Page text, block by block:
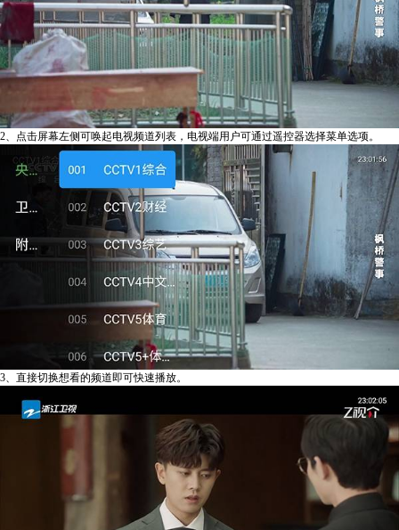
2、点击屏幕左侧可唤起电视频道列表，电视端用户可通过遥控器选择菜单选项。
3、直接切换想看的频道即可快速播放。